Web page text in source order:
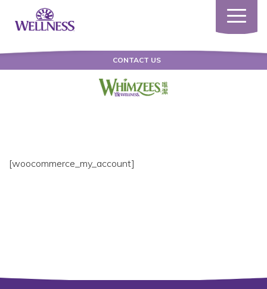
Toggle
CONTACT US
[woocommerce_my_account]